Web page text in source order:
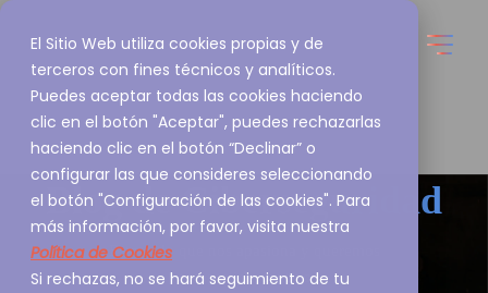
El Sitio Web utiliza cookies propias y de
terceros con fines técnicos y analíticos.
Puedes aceptar todas las cookies haciendo
clic en el botón "Aceptar", puedes rechazarlas
haciendo clic en el botón “Declinar” o
configurar las que consideres seleccionando
el botón "Configuración de las cookies". Para
más información, por favor, visita nuestra
Política de Cookies
Si rechazas, no se hará seguimiento de tu
Blog deCiberseguridad
Esto es lo que nos apasiona y queremos
compartirlo contigo